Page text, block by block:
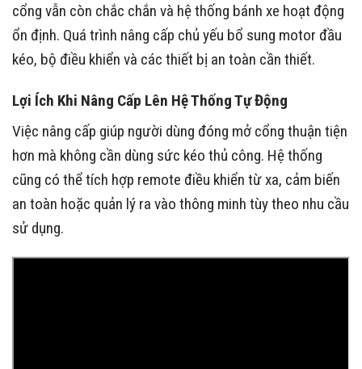
cổng vẫn còn chắc chắn và hệ thống bánh xe hoạt động
ổn định. Quá trình nâng cấp chủ yếu bổ sung motor đầu
kéo, bộ điều khiển và các thiết bị an toàn cần thiết.
Lợi Ích Khi Nâng Cấp Lên Hệ Thống Tự Động
Việc nâng cấp giúp người dùng đóng mở cổng thuận tiện
hơn mà không cần dùng sức kéo thủ công. Hệ thống
cũng có thể tích hợp remote điều khiển từ xa, cảm biến
an toàn hoặc quản lý ra vào thông minh tùy theo nhu cầu
sử dụng.